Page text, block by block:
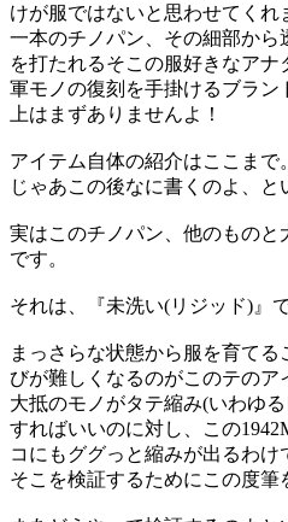
けが服ではないと思わせてくれ
一本のチノパン、その細部か
を打たれるそこの服好きなアナ
軍モノの復刻を手掛けるブラン
上はまずありませんよ！
アイテム自体の紹介はここまで。
じゃあこの後なに書くのよ、と
実はこのチノパン、他のもの
です。
それは、『未洗い(リジッド)』
まっさらな状態から服を育て
びが難しくなるのがこのテのア
大抵のモノがタテ縮み(いわゆ
すればいいのに対し、この
コにもググっと縮みが出るわけ
そこを検証するためにこの度筆